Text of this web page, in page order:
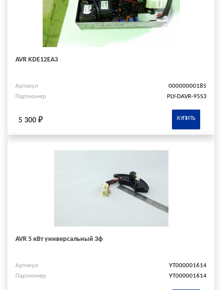
AVR KDE12EA3
Артикул
00000000185
Партномер
PLY-DAVR-95S3
5 300 ₽ КУПИТЬ
AVR 5 кВт универсальный 3ф
Артикул
УТ000001614
Партномер
УТ000001614